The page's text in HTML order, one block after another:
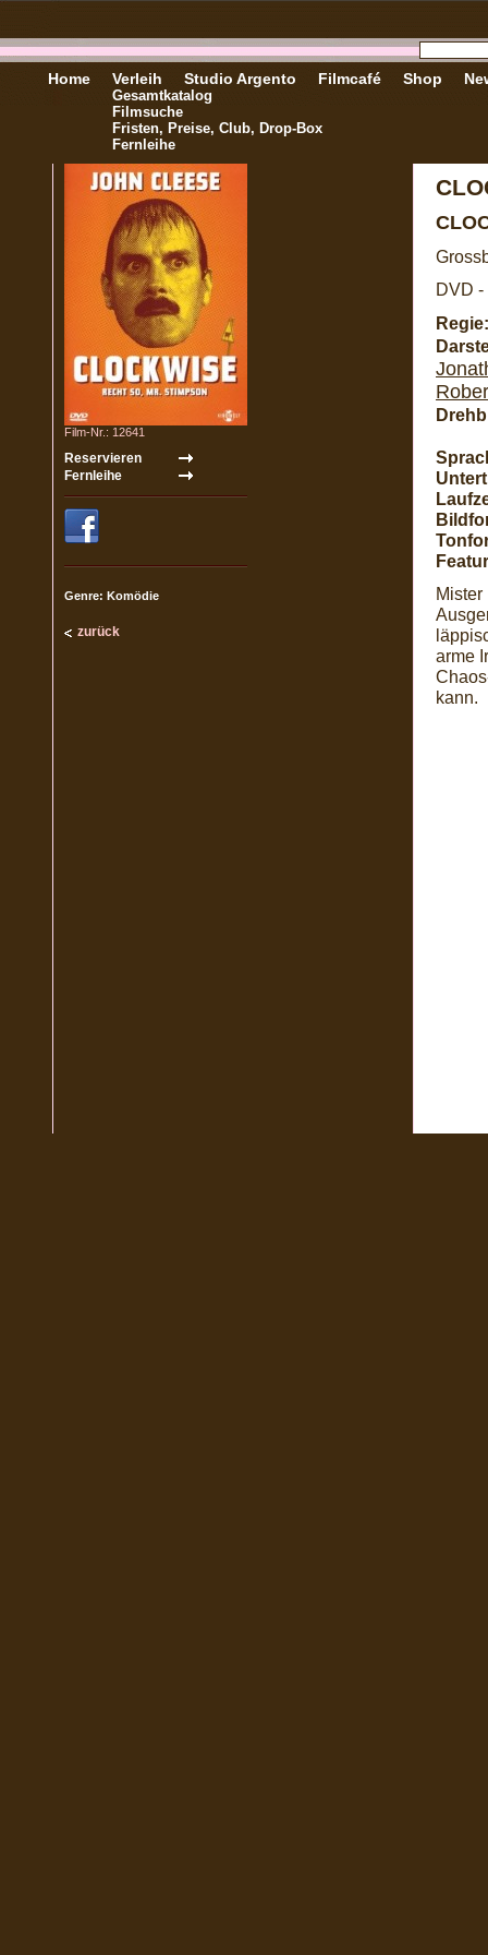
Home Verleih
Gesamtkatalog
Filmsuche
Fristen, Preise, Club, Drop-Box
Fernleihe
Studio Argento Filmcafé Shop
Film-Nr.: 12641
Genre: Komödie
zurück
DVD -
Regie:
Mister
arme
kann.